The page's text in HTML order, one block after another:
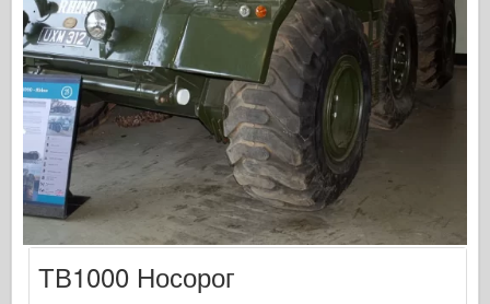
Сигнал за ескадрила
Танкова мощност
Камиони и танкове
Вафен-Арсенал
Уидавникдва милитария
Темето
Академия
АФВ клуб
ТВ1000 Носорог